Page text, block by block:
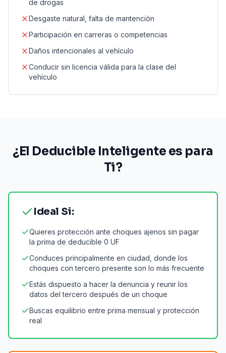
de drogas
Desgaste natural, falta de mantención
Participación en carreras o competencias
Daños intencionales al vehículo
Conducir sin licencia válida para la clase del
vehículo
¿El Deducible Inteligente es para
Ti?
Ideal Si:
Quieres protección ante choques ajenos sin pagar
la prima de deducible 0 UF
Conduces principalmente en ciudad, donde los
choques con tercero presente son lo más frecuente
Estás dispuesto a hacer la denuncia y reunir los
datos del tercero después de un choque
Buscas equilibrio entre prima mensual y protección
real